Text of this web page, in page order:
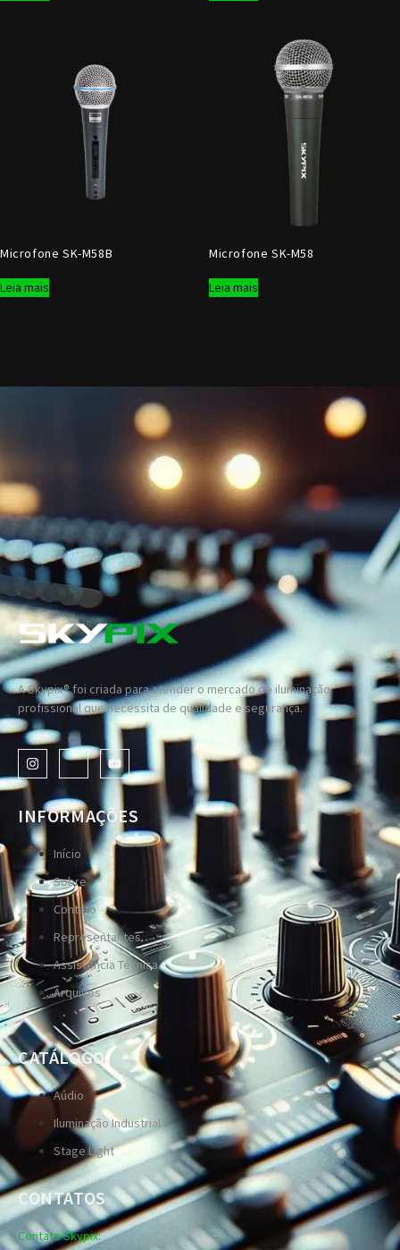
Microfone SK-M58B
Leia mais
Microfone SK-M58
Leia mais
A Skypix® foi criada para atender o mercado de iluminação
profissional que necessita de qualidade e segurança.
INFORMAÇÕES
Início
Sobre
Contato
Representantes
Assistência Técnica
Arquivos
CATÁLOGO
Aúdio
Iluminação Industrial
Stage Light
CONTATOS
Contato Skypix: